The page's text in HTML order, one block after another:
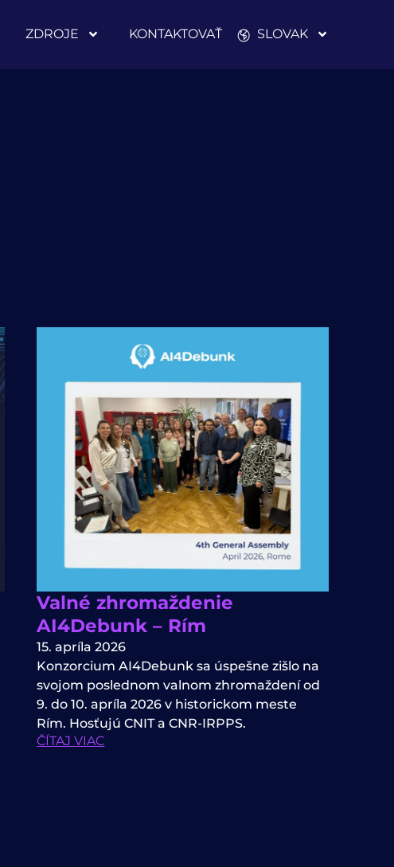
ZDROJE KONTAKTOVAŤ SLOVAK
Valné zhromaždenie
AI4Debunk – Rím
15. apríla 2026
Konzorcium AI4Debunk sa úspešne zišlo na
svojom poslednom valnom zhromaždení od
9. do 10. apríla 2026 v historickom meste
Rím. Hosťujú CNIT a CNR-IRPPS.
ČÍTAJ VIAC